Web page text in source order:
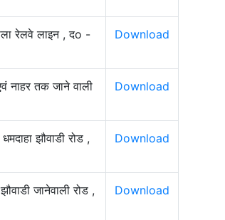
रेलवे लाइन , दo -
Download
नाहर तक जाने वाली
Download
झौवाडी रोड ,
Download
जानेवाली रोड ,
Download